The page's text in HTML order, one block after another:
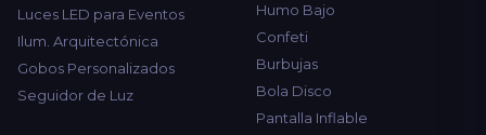
Luces LED para Eventos
Ilum. Arquitectónica
Gobos Personalizados
Seguidor de Luz
Humo Bajo
Confeti
Burbujas
Bola Disco
Pantalla Inflable